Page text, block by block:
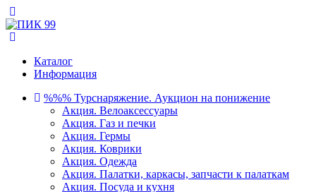
Каталог
Информация
%%% Турснаряжение. Аукцион на понижение
Акция. Велоаксессуары
Акция. Газ и печки
Акция. Гермы
Акция. Коврики
Акция. Одежда
Акция. Палатки, каркасы, запчасти к палаткам
Акция. Посуда и кухня